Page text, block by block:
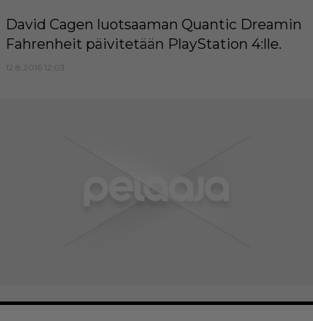
David Cagen luotsaaman Quantic Dreamin
Fahrenheit päivitetään PlayStation 4:lle.
12.8.2016 12:03